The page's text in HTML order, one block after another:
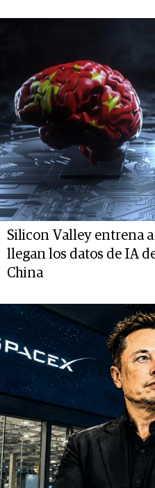
Silicon Valley entrena
llegan los datos de IA
China